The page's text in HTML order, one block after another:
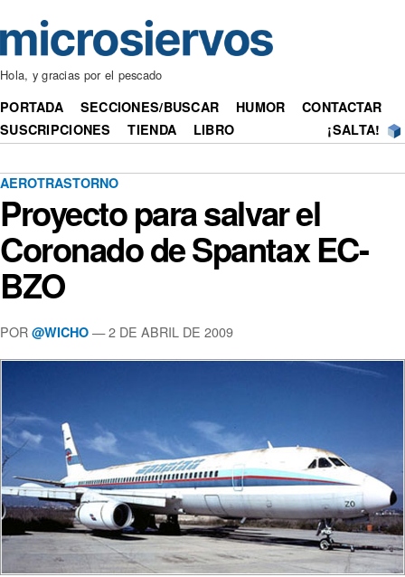
Hola, y gracias por el pescado
PORTADA SECCIONES/BUSCAR HUMOR
CONTACTAR
SUSCRIPCIONES
TIENDA LIBRO ¡SALTA!
AEROTRASTORNO
Proyecto para salvar el
Coronado de Spantax EC-
BZO
POR @WICHO — 2 DE ABRIL DE 2009